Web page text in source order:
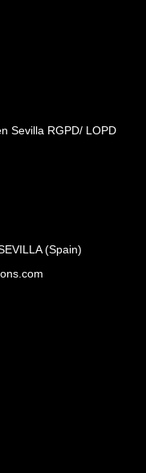
Sevilla RGPD/ LOPD
(Spain)